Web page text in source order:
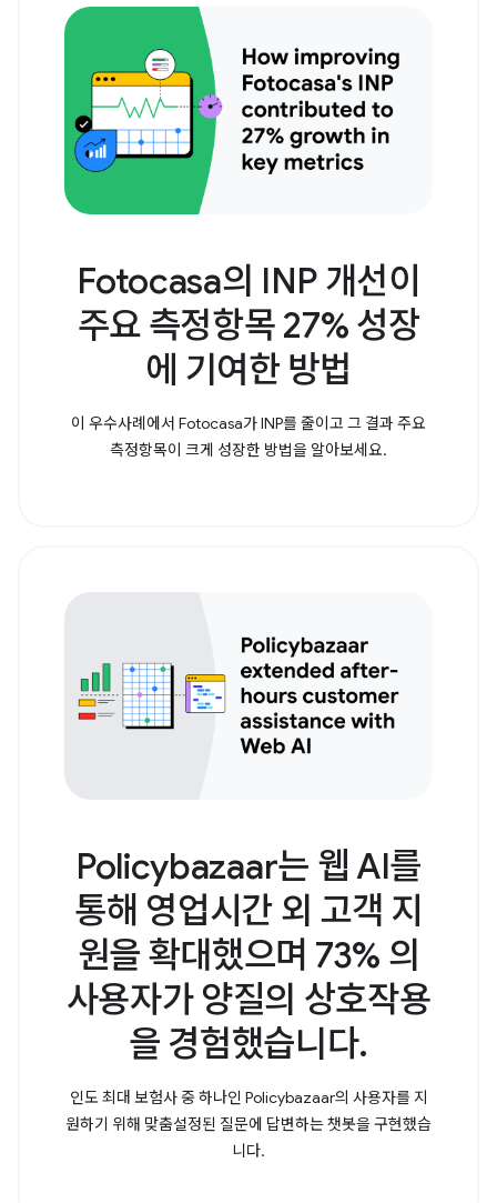
Fotocasa의 INP 개선이
주요 측정항목 27% 성장
에 기여한 방법
이 우수사례에서 Fotocasa가 INP를 줄이고 그 결과 주요
측정항목이 크게 성장한 방법을 알아보세요.
Policybazaar는 웹 AI를
통해 영업시간 외 고객 지
원을 확대했으며 73% 의
사용자가 양질의 상호작용
을 경험했습니다.
인도 최대 보험사 중 하나인 Policybazaar의 사용자를 지
원하기 위해 맞춤설정된 질문에 답변하는 챗봇을 구현했습
니다.